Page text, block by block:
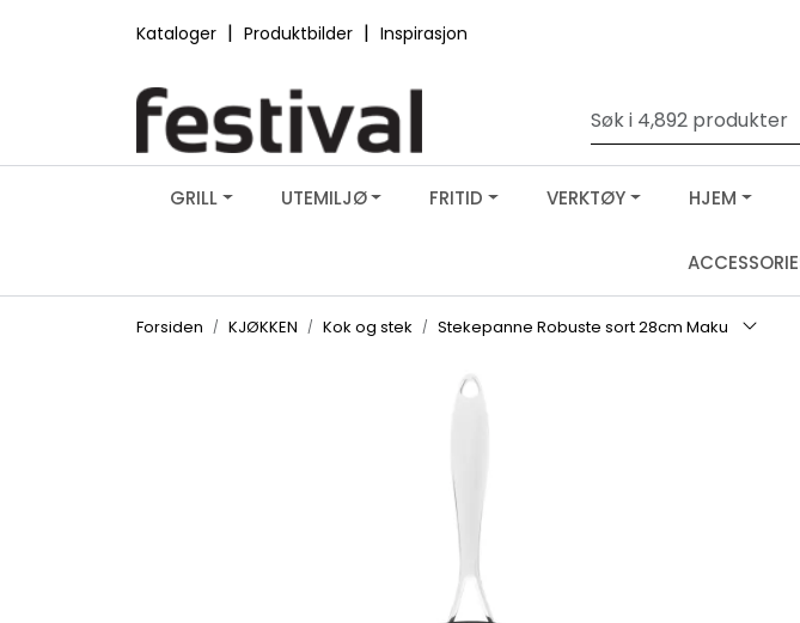
Kataloger | Produktbilder | Inspirasjon
GRILL UTEMILJØ FRITID VERKTØY HJEM
Forsiden KJØKKEN Kok og stek Stekepanne Robuste sort 28cm Maku